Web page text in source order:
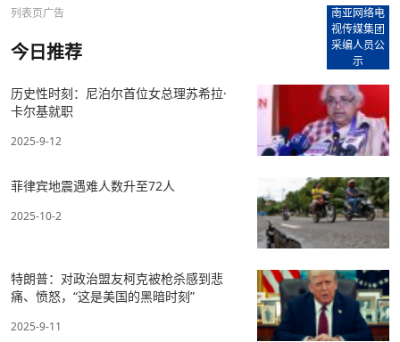
列表页广告
南亚网络电
视传媒集团
采编人员公
示
今日推荐
历史性时刻：尼泊尔首位女总理苏希拉·
卡尔基就职
2025-9-12
菲律宾地震遇难人数升至72人
2025-10-2
特朗普：对政治盟友柯克被枪杀感到悲
痛、愤怒，“这是美国的黑暗时刻”
2025-9-11